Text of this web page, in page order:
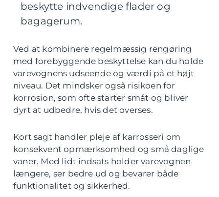
beskytte indvendige flader og
bagagerum.
Ved at kombinere regelmæssig rengøring
med forebyggende beskyttelse kan du holde
varevognens udseende og værdi på et højt
niveau. Det mindsker også risikoen for
korrosion, som ofte starter småt og bliver
dyrt at udbedre, hvis det overses.
Kort sagt handler pleje af karrosseri om
konsekvent opmærksomhed og små daglige
vaner. Med lidt indsats holder varevognen
længere, ser bedre ud og bevarer både
funktionalitet og sikkerhed.